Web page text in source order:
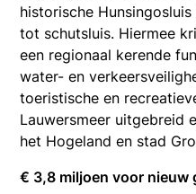
historische
tot schutsluis. Hiermee
een regionaal kerende
water- en
toeristische en
Lauwersmeer uitgebreid
het Hogeland en stad
€ 3,8 miljoen voor nieuw